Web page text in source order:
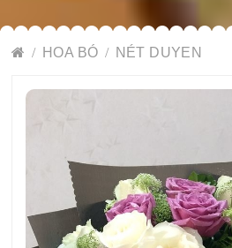
HOA BÓ NÉT DUYEN